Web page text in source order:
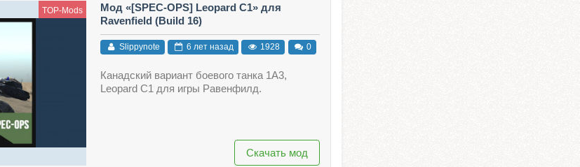
TOP-Mods
Мод «[SPEC-OPS] Leopard C1» для
Ravenfield (Build 16)
Slippynote 6 лет назад 1928 0
Канадский вариант боевого танка 1А3,
Leopard C1 для игры Равенфилд.
Скачать мод